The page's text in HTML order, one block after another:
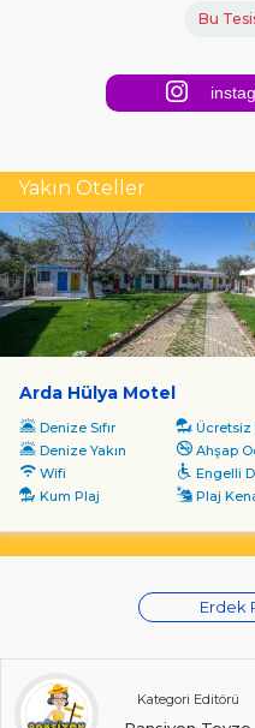
Bu
Yakın Oteller
Arda Hülya Motel
Denize Sıfır
Ücretsiz
Denize Yakın
Ahşap
Wifi
Engelli
Kum Plaj
Plaj
Erdek
Kategori Editörü